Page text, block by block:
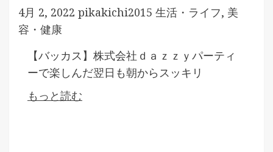
4月 2, 2022 pikakichi2015 生活・ライフ, 美
容・健康
【バッカス】株式会社ｄａｚｚｙパーティ
ーで楽しんだ翌日も朝からスッキリ
もっと読む